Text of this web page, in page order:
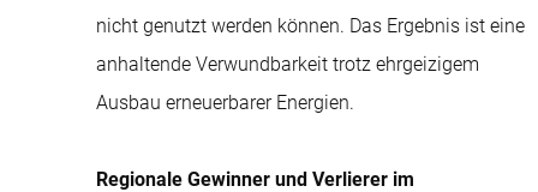
nicht genutzt werden können. Das Ergebnis ist eine
anhaltende Verwundbarkeit trotz ehrgeizigem
Ausbau erneuerbarer Energien.
Regionale Gewinner und Verlierer im